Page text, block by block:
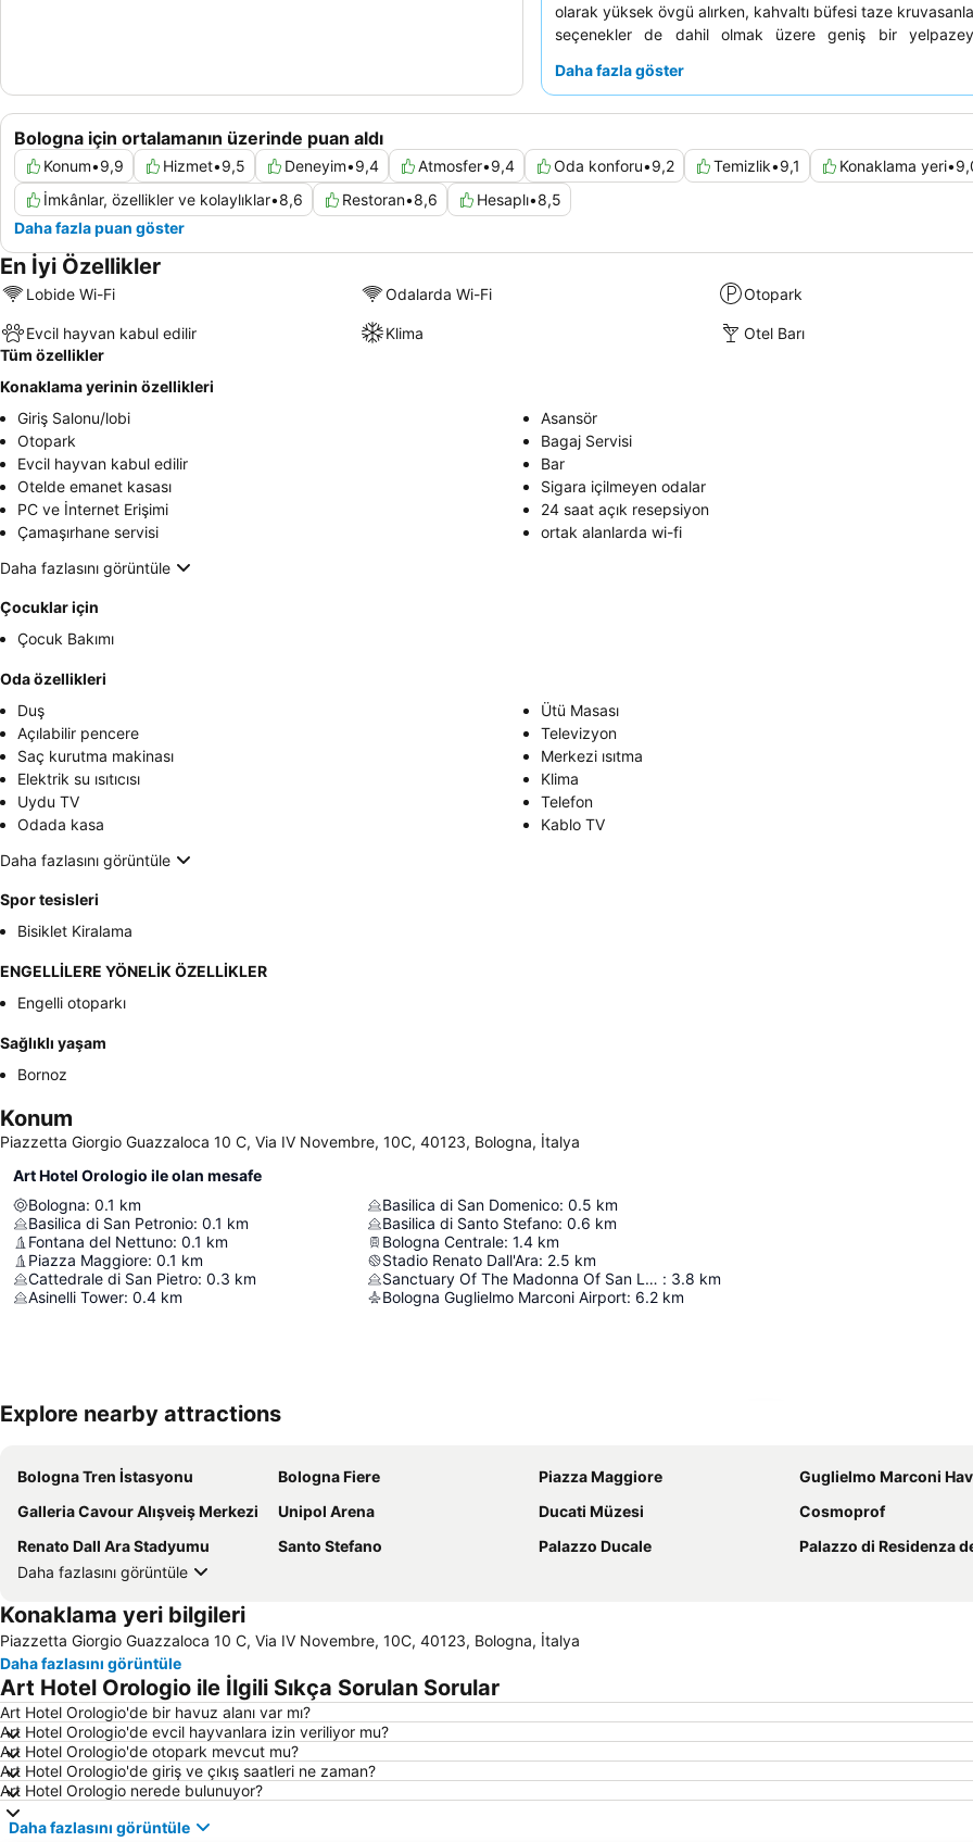
olarak yüksek övgü alırken, kahvaltı büfesi taze
seçenekler de dahil olmak üzere geniş bir
konuklar varışta genellikle köpüklü şarap eşliğinde
Daha fazla göster
Bologna için ortalamanın üzerinde puan aldı
Konum•9,9 Hizmet•9,5 Deneyim•9,4 Atmosfer•9,4 Oda konforu•9,2 Temizlik•9,1 Konaklama yeri•
İmkânlar, özellikler ve kolaylıklar•8,6 Restoran•8,6 Hesaplı•8,5
Daha fazla puan göster
En İyi Özellikler
Lobide Wi-Fi Odalarda Wi-Fi Otopark
Evcil hayvan kabul edilir Klima
Otel Barı
Tüm özellikler
Konaklama yerinin özellikleri
Giriş Salonu/lobi
Asansör
Otopark
Bagaj Servisi
Evcil hayvan kabul edilir
Bar
Otelde emanet kasası
Sigara içilmeyen odalar
PC ve İnternet Erişimi
24 saat açık resepsiyon
Çamaşırhane servisi
ortak alanlarda wi-fi
Daha fazlasını görüntüle
Çocuklar için
Çocuk Bakımı
Oda özellikleri
Duş
Ütü Masası
Açılabilir pencere
Televizyon
Saç kurutma makinası
Merkezi ısıtma
Elektrik su ısıtıcısı
Klima
Uydu TV
Telefon
Odada kasa
Kablo TV
Daha fazlasını görüntüle
Spor tesisleri
Bisiklet Kiralama
ENGELLİLERE YÖNELİK ÖZELLİKLER
Engelli otoparkı
Sağlıklı yaşam
Bornoz
Konum
Piazzetta Giorgio Guazzaloca 10 C, Via IV Novembre, 10C, 40123, Bologna, İtalya
Art Hotel Orologio ile olan mesafe
Bologna: 0.1 km
Basilica di San Petronio: 0.1 km
Fontana del Nettuno: 0.1 km
Piazza Maggiore: 0.1 km
Cattedrale di San Pietro: 0.3 km
Asinelli Tower: 0.4 km
Basilica di San Domenico: 0.5 km
Basilica di Santo Stefano: 0.6 km
Bologna Centrale: 1.4 km
Stadio Renato Dall'Ara: 2.5 km
Sanctuary Of The Madonna Of San Luca : 3.8 km
Bologna Guglielmo Marconi Airport: 6.2 km
Explore nearby attractions
Bologna Tren İstasyonu Bologna Fiere Piazza Maggiore
Guglielmo Marconi
Galleria Cavour Alışveiş Merkezi
Unipol Arena Ducati Müzesi
Cosmoprof
Renato Dall Ara Stadyumu
Santo Stefano Palazzo Ducale
Palazzo di Residenza della Cassa di
Daha fazlasını görüntüle
Konaklama yeri bilgileri
Piazzetta Giorgio Guazzaloca 10 C, Via IV Novembre, 10C, 40123, Bologna, İtalya
Daha fazlasını görüntüle
Art Hotel Orologio ile İlgili Sıkça Sorulan Sorular
Art Hotel Orologio'de bir havuz alanı var mı?
Art Hotel Orologio'de evcil hayvanlara izin veriliyor mu?
Art Hotel Orologio'de otopark mevcut mu?
Art Hotel Orologio'de giriş ve çıkış saatleri ne zaman?
Art Hotel Orologio nerede bulunuyor?
Daha fazlasını görüntüle